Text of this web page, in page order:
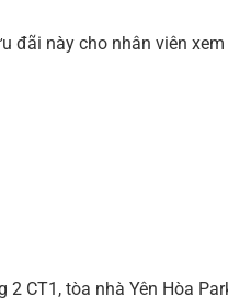
đãi này cho nhân viên
2 CT1, tòa nhà Yên Hòa